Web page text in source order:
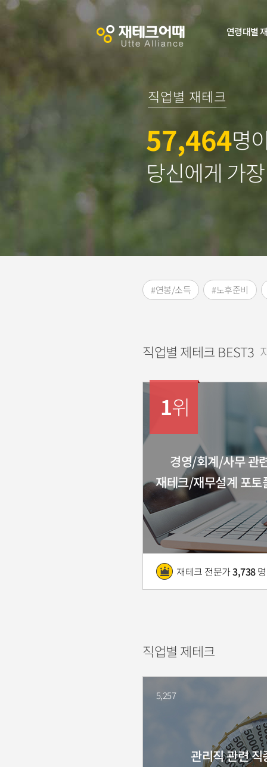
연령대별
직업별 재테크
57,464명
당신에게 가
#연봉/소득 #노후준비
직업별 제테크 BEST3
1위
경영/회계/사무 관
재테크/재무설계 포토
재테크 전문가3,738명
직업별 제테크
관리직 관련 직
5,257